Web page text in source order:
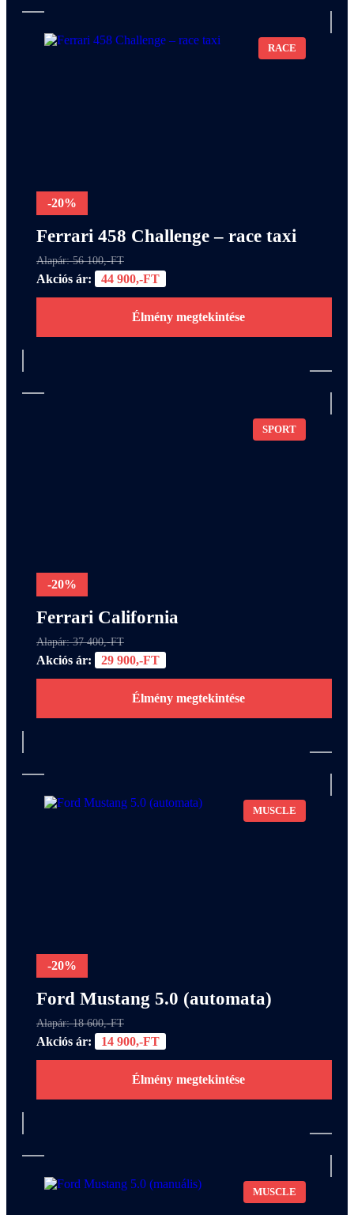
RACE
-20%
Ferrari 458 Challenge – race taxi
Alapár: 56 100,-FT
Akciós ár: 44 900,-FT
Élmény megtekintése
SPORT
-20%
Ferrari California
Alapár: 37 400,-FT
Akciós ár: 29 900,-FT
Élmény megtekintése
MUSCLE
-20%
Ford Mustang 5.0 (automata)
Alapár: 18 600,-FT
Akciós ár: 14 900,-FT
Élmény megtekintése
MUSCLE